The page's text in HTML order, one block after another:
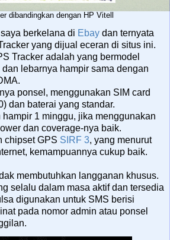
dibandingkan dengan HP Vitell
berkelana di Ebay dan ternyata
yang dijual eceran di situs ini.
Tracker adalah yang bermodel
lebarnya hampir sama dengan
ponsel, menggunakan SIM card
dan baterai yang standar.
1 minggu, jika menggunakan
dan coverage-nya baik.
chipset GPS SIRF 3, yang menurut
kemampuannya cukup baik.
membutuhkan langganan khusus.
selalu dalam masa aktif dan tersedia
digunakan untuk SMS berisi
pada nomor admin atau ponsel